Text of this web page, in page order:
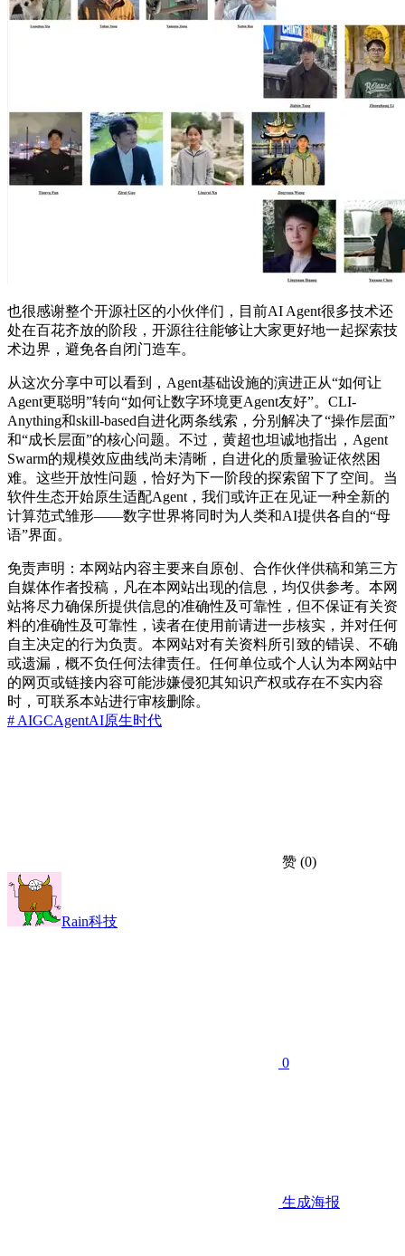
也很感谢整个开源社区的小伙伴们，目前AI Agent很多技术还
处在百花齐放的阶段，开源往往能够让大家更好地一起探索技
术边界，避免各自闭门造车。
从这次分享中可以看到，Agent基础设施的演进正从“如何让
Agent更聪明”转向“如何让数字环境更Agent友好”。CLI-
Anything和skill-based自进化两条线索，分别解决了“操作层面”
和“成长层面”的核心问题。不过，黄超也坦诚地指出，Agent
Swarm的规模效应曲线尚未清晰，自进化的质量验证依然困
难。这些开放性问题，恰好为下一阶段的探索留下了空间。当
软件生态开始原生适配Agent，我们或许正在见证一种全新的
计算范式雏形——数字世界将同时为人类和AI提供各自的“母
语”界面。
免责声明：本网站内容主要来自原创、合作伙伴供稿和第三方
自媒体作者投稿，凡在本网站出现的信息，均仅供参考。本网
站将尽力确保所提供信息的准确性及可靠性，但不保证有关资
料的准确性及可靠性，读者在使用前请进一步核实，并对任何
自主决定的行为负责。本网站对有关资料所引致的错误、不确
或遗漏，概不负任何法律责任。任何单位或个人认为本网站中
的网页或链接内容可能涉嫌侵犯其知识产权或存在不实内容
时，可联系本站进行审核删除。
# AIGCAgentAI原生时代
赞 (0)
Rain科技
0
生成海报